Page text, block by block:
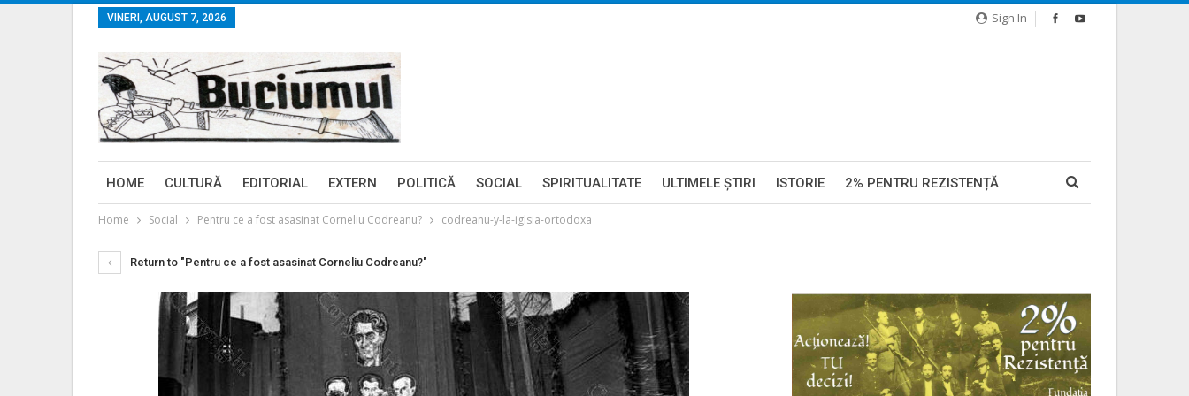
Sign In
VINERI, AUGUST 7, 2026
HOME CULTURĂ EDITORIAL EXTERN POLITICĂ SOCIAL SPIRITUALITATE ULTIMELE ŞTIRI ISTORIE 2% PENTRU REZISTENȚĂ
Home Social Pentru ce a fost asasinat Corneliu Codreanu? codreanu-y-la-iglsia-ortodoxa
Return to "Pentru ce a fost asasinat Corneliu Codreanu?"